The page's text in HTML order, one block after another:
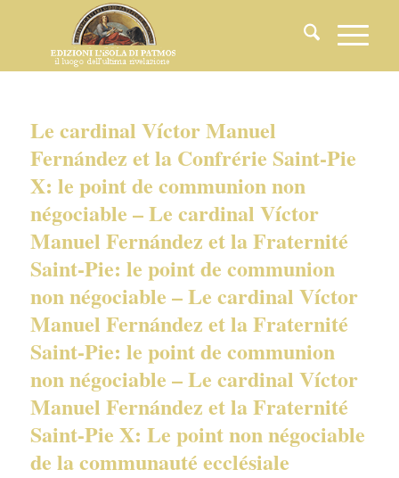
Le cardinal Víctor Manuel
Fernández et la Confrérie Saint-Pie
X: le point de communion non
négociable – Le cardinal Víctor
Manuel Fernández et la Fraternité
Saint-Pie: le point de communion
non négociable – Le cardinal Víctor
Manuel Fernández et la Fraternité
Saint-Pie: le point de communion
non négociable – Le cardinal Víctor
Manuel Fernández et la Fraternité
Saint-Pie X: Le point non négociable
de la communauté ecclésiale